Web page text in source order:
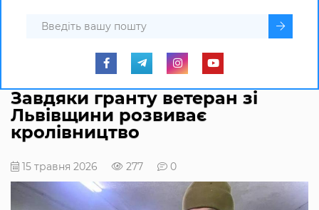
Завдяки гранту ветеран зі
Львівщини розвиває
кролівництво
15 травня 2026 277 0